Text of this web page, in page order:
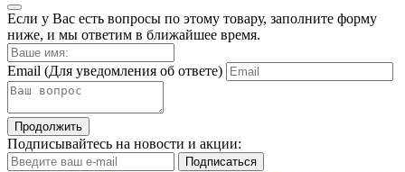
Если у Вас есть вопросы по этому товару, заполните форму
ниже, и мы ответим в ближайшее время.
Email (Для уведомления об ответе)
Продолжить
Подписывайтесь на новости и акции:
Подписаться